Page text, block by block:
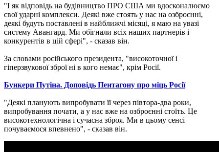
"І як відповідь на будівництво ПРО США ми вдосконалюємо
свої ударні комплекси. Деякі вже стоять у нас на озброєнні,
деякі будуть поставлені в найближчі місяці, я маю на увазі
систему Авангард. Ми обігнали всіх наших партнерів і
конкурентів в цій сфері", - сказав він.
За словами російського президента, "високоточної і
гіперзвукової зброї ні в кого немає", крім Росії.
Бункери Путіна. Доповідь Пентагону про міць Росії
"Деякі планують випробувати її через півтора-два роки,
випробування почати, а у нас вже на озброєнні стоїть. Це
високотехнологічна і сучасна зброя. Ми в цьому сенсі
почуваємося впевнено", - сказав він.